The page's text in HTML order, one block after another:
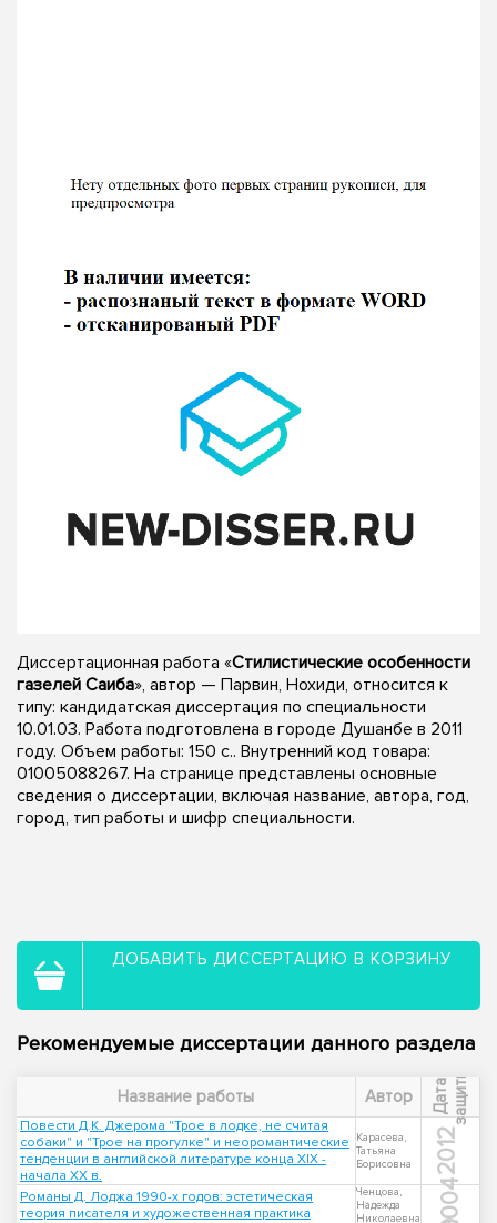
Диссертационная работа «Стилистические особенности
газелей Саиба», автор — Парвин, Нохиди, относится к
типу: кандидатская диссертация по специальности
10.01.03. Работа подготовлена в городе Душанбе в 2011
году. Объем работы: 150 с.. Внутренний код товара:
01005088267. На странице представлены основные
сведения о диссертации, включая название, автора, год,
город, тип работы и шифр специальности.
ДОБАВИТЬ ДИССЕРТАЦИЮ В КОРЗИНУ
Рекомендуемые диссертации данного раздела
Название работы Автор Д
а
т
а
з
а
щ
и
т ы
Повести Д.К. Джерома "Трое в лодке, не считая
собаки" и "Трое на прогулке" и неоромантические
тенденции в английской литературе конца XIX -
начала XX в.
Карасева,
Татьяна
Борисовна
2012
Романы Д. Лоджа 1990-х годов: эстетическая
теория писателя и художественная практика
Ченцова,
Надежда
Николаевна
2004